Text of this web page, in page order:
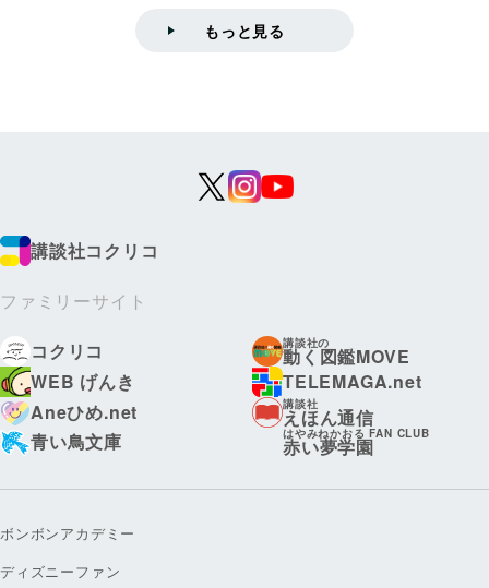
もっと見る
講談社コクリコ
ファミリーサイト
コクリコ
講談社の
動く図鑑MOVE
WEB げんき
TELEMAGA.net
Aneひめ.net
講談社
えほん通信
青い鳥文庫
はやみねかおる FAN CLUB
赤い夢学園
ボンボンアカデミー
ディズニーファン